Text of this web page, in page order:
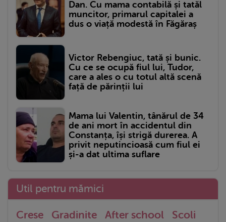
Dan. Cu mama contabilă și tatăl
muncitor, primarul capitalei a
dus o viață modestă în Făgăraș
Victor Rebengiuc, tată și bunic.
Cu ce se ocupă fiul lui, Tudor,
care a ales o cu totul altă scenă
față de părinții lui
Mama lui Valentin, tânărul de 34
de ani mort în accidentul din
Constanța, își strigă durerea. A
privit neputincioasă cum fiul ei
și-a dat ultima suflare
Util pentru mămici
Crese Gradinite After school
Scoli